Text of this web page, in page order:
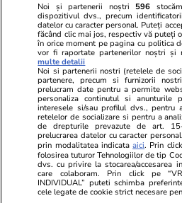
Știri România
Doi alpiniști români au fost
găsiți morți, pe fundul unei
crevase din Masivul Gran
Paradiso, în Alpii italieni
Știri România
Camere cu mucegai, piscine
periculoase și mâncare
Noi și partenerii noștri 596
dispozitivul dvs., precum
datelor cu caracter personal. Puteți
făcând clic mai jos, respectiv vă puteți
în orice moment pe pagina cu politica
vor fi raportate partenerilor noștri și
multe detalii
Noi si partenerii nostri (retelele de
partenere, precum si furnizorii
prelucram date pentru a permite
personaliza continutul si anunturile
interesele si/sau profilul dvs., pentru
retelelor de socializare si pentru a
de drepturile prevazute de art.
prelucrarea datelor cu caracter
prin modalitatea indicataaici. Prin
folosirea tuturor Tehnologiilor de tip
dvs. cu privire la stocarea/accesarea
care colaboram. Prin click pe
INDIVIDUAL” puteti schimba
cele legate de cookie strict necesare